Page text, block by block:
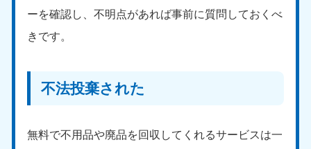
ーを確認し、不明点があれば事前に質問しておくべ
きです。
不法投棄された
無料で不用品や廃品を回収してくれるサービスは一